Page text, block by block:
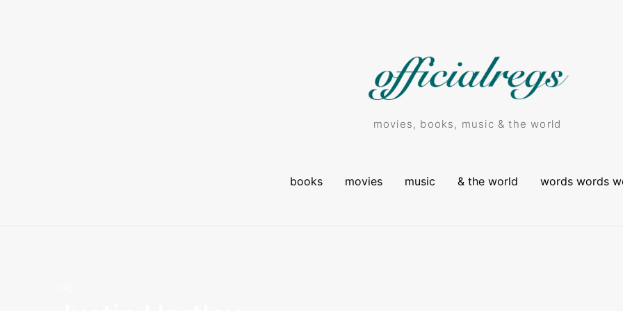
movies, books, music & the world
books movies music & the world words words